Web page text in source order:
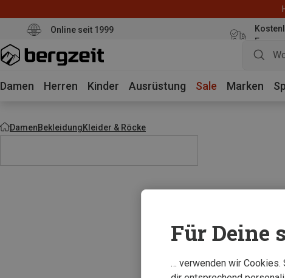
Online seit 1999
Euro
Damen Herren Kinder Ausrüstung Sale Marken
DamenBekleidungKleider & Röcke
Für Deine
… verwenden wir Cookies.